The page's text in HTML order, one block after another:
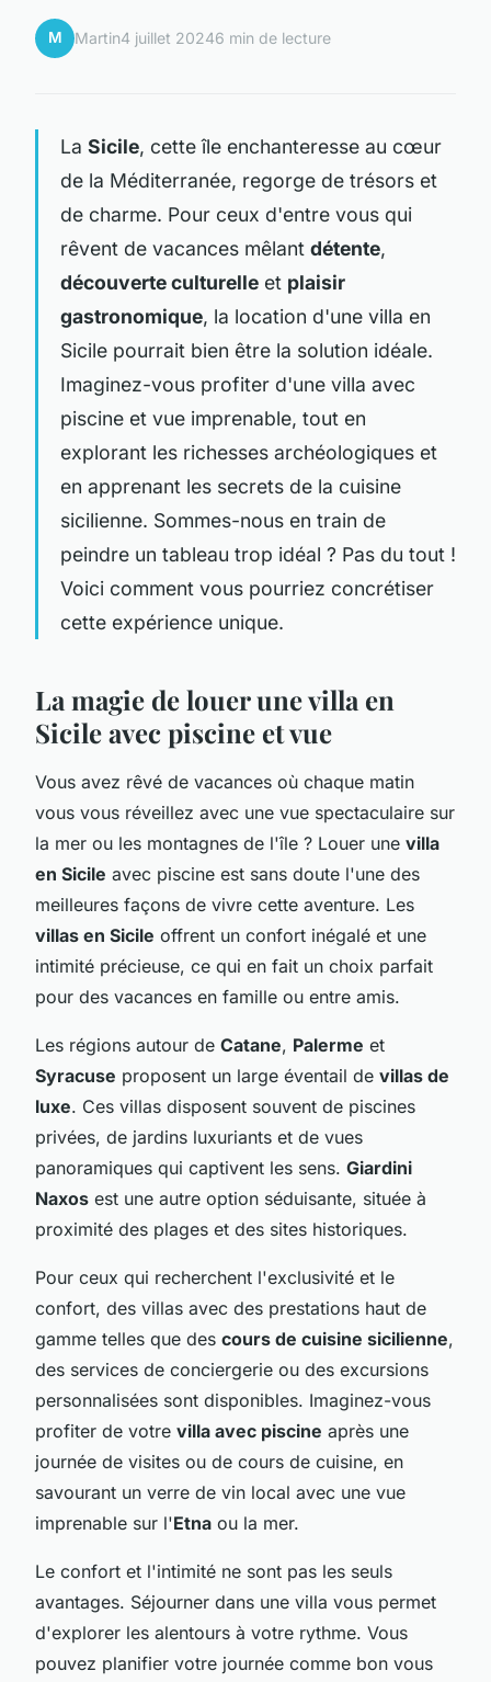
M Martin4 juillet 20246 min de lecture
La Sicile, cette île enchanteresse au cœur
de la Méditerranée, regorge de trésors et
de charme. Pour ceux d'entre vous qui
rêvent de vacances mêlant détente,
découverte culturelle et plaisir
gastronomique, la location d'une villa en
Sicile pourrait bien être la solution idéale.
Imaginez-vous profiter d'une villa avec
piscine et vue imprenable, tout en
explorant les richesses archéologiques et
en apprenant les secrets de la cuisine
sicilienne. Sommes-nous en train de
peindre un tableau trop idéal ? Pas du tout !
Voici comment vous pourriez concrétiser
cette expérience unique.
La magie de louer une villa en
Sicile avec piscine et vue
Vous avez rêvé de vacances où chaque matin
vous vous réveillez avec une vue spectaculaire sur
la mer ou les montagnes de l'île ? Louer une villa
en Sicile avec piscine est sans doute l'une des
meilleures façons de vivre cette aventure. Les
villas en Sicile offrent un confort inégalé et une
intimité précieuse, ce qui en fait un choix parfait
pour des vacances en famille ou entre amis.
Les régions autour de Catane, Palerme et
Syracuse proposent un large éventail de villas de
luxe. Ces villas disposent souvent de piscines
privées, de jardins luxuriants et de vues
panoramiques qui captivent les sens. Giardini
Naxos est une autre option séduisante, située à
proximité des plages et des sites historiques.
Pour ceux qui recherchent l'exclusivité et le
confort, des villas avec des prestations haut de
gamme telles que des cours de cuisine sicilienne,
des services de conciergerie ou des excursions
personnalisées sont disponibles. Imaginez-vous
profiter de votre villa avec piscine après une
journée de visites ou de cours de cuisine, en
savourant un verre de vin local avec une vue
imprenable sur l'Etna ou la mer.
Le confort et l'intimité ne sont pas les seuls
avantages. Séjourner dans une villa vous permet
d'explorer les alentours à votre rythme. Vous
pouvez planifier votre journée comme bon vous